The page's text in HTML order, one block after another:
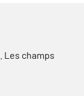
Les champs